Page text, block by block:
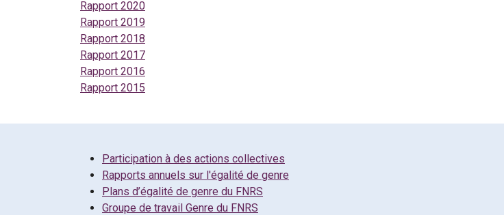
Rapport 2020
Rapport 2019
Rapport 2018
Rapport 2017
Rapport 2016
Rapport 2015
Participation à des actions collectives
Rapports annuels sur l'égalité de genre
Plans d’égalité de genre du FNRS
Groupe de travail Genre du FNRS